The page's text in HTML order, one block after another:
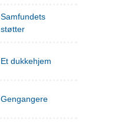
Samfundets
støtter
Et dukkehjem
Gengangere